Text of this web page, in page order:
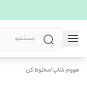
هووم شاپ/مخلوط کن